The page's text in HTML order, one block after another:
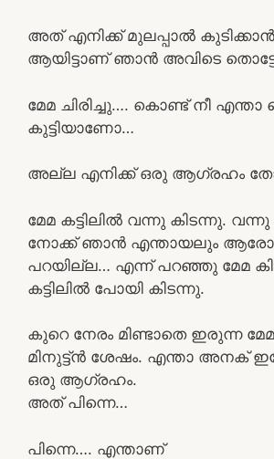
അത് എനിക്ക് മുലപ്പാൽ
ആയിട്ടാണ് ഞാൻ അവിടെ
മേമ ചിരിച്ചു…. കൊണ്ട് നീ എന്താ
കുട്ടിയാണോ…
അല്ല എനിക്ക് ഒരു ആഗ്രഹം
മേമ കട്ടിലിൽ വന്നു കിടന്നു. വന്നു
നോക്ക് ഞാൻ എന്തായലും
പറയില്ല… എന്ന് പറഞ്ഞു മേമ
കട്ടിലിൽ പോയി കിടന്നു.
കുറെ നേരം മിണ്ടാതെ ഇരുന്ന
മിനുട്ട്ൻ ശേഷം. എന്താ അനക്
ഒരു ആഗ്രഹം.
അത് പിന്നെ…
പിന്നെ…. എന്താണ്